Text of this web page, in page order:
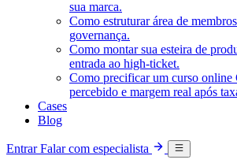
sua marca.
Como estruturar área de membros
governança.
Como montar sua esteira de
entrada ao high-ticket.
Como precificar um curso online
percebido e margem real após
Cases
Blog
EntrarFalar com especialista